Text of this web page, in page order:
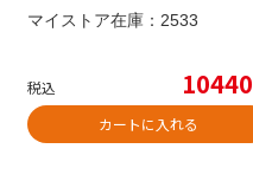
マイストア在庫： 2533
税込 10440
カートに入れる